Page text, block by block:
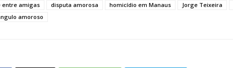
entre amigas disputa amorosa homicídio em Manaus Jorge Teixeira
amoroso